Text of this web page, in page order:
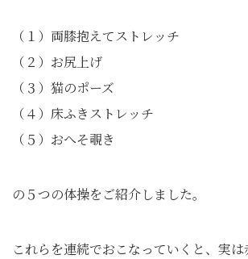
（１）両膝抱えてストレッチ
（２）お尻上げ
（３）猫のポーズ
（４）床ふきストレッチ
（５）おへそ覗き
の５つの体操をご紹介しました。
これらを連続でおこなっていくと、実